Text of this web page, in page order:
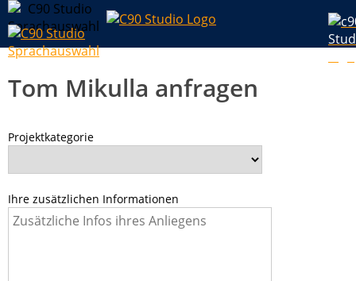
Tom Mikulla anfragen
Projektkategorie
Ihre zusätzlichen Informationen